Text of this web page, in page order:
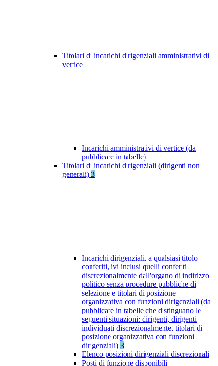
Titolari di incarichi dirigenziali amministrativi di
vertice
Incarichi amministrativi di vertice (da
pubblicare in tabelle)
Titolari di incarichi dirigenziali (dirigenti non
generali) 3
Incarichi dirigenziali, a qualsiasi titolo
conferiti, ivi inclusi quelli conferiti
discrezionalmente dall'organo di indirizzo
politico senza procedure pubbliche di
selezione e titolari di posizione
organizzativa con funzioni dirigenziali (da
pubblicare in tabelle che distinguano le
seguenti situazioni: dirigenti, dirigenti
individuati discrezionalmente, titolari di
posizione organizzativa con funzioni
dirigenziali) 3
Elenco posizioni dirigenziali discrezionali
Posti di funzione disponibili